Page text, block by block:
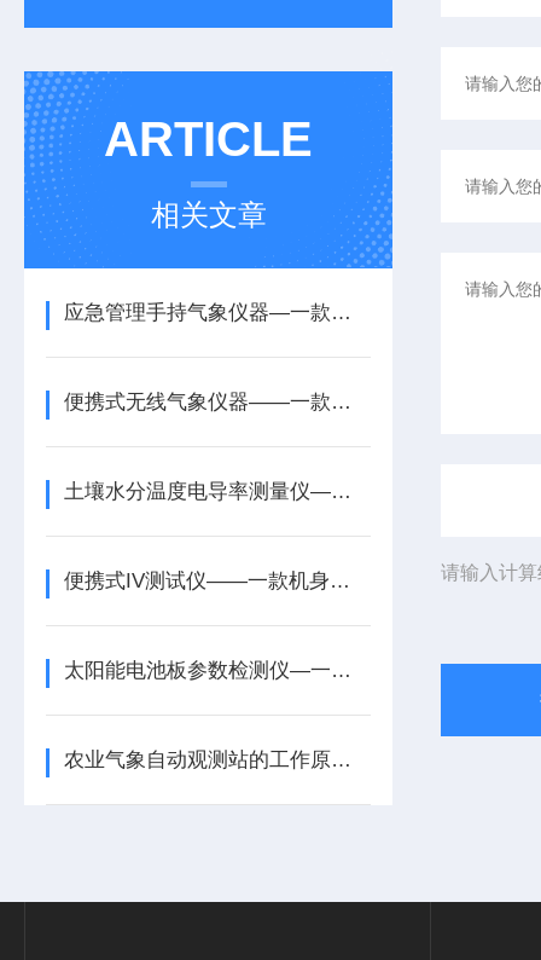
ARTICLE
相关文章
应急管理手持气象仪器—一款锁定风险隐患的袖珍可穿戴手持气象站2025+派+送
便携式无线气象仪器——一款气象突变趋势的便携式野外气象仪器2025+派+送
土壤水分温度电导率测量仪——一款土壤温湿度自动记录仪2025全+境+派+送
便携式IV测试仪——一款机身体量轻便的户外IV测试仪2026+派+送
太阳能电池板参数检测仪—一款优化生产工艺的户外光伏电站测试仪2025+派+送
农业气象自动观测站的工作原理及应用意义
请输入计